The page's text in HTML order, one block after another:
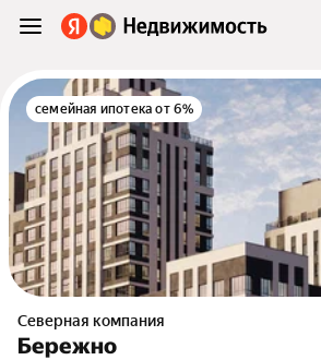
семейная ипотека от 6%
Северная компания
Бережно